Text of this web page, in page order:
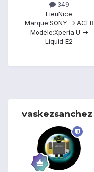
349
LieuNice
Marque:SONY -> ACER
Modèle:Xperia U ->
Liquid E2
vaskezsanchez